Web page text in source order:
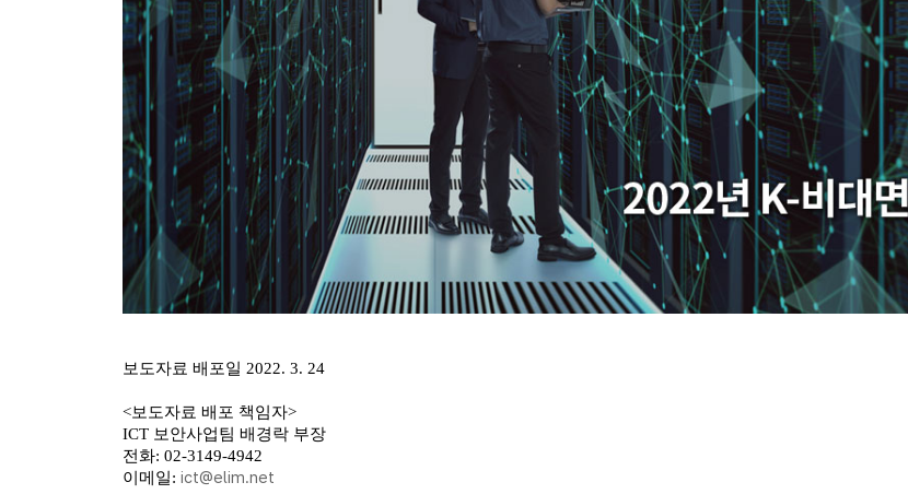
보도자료 배포일 2022. 3. 24
<보도자료 배포 책임자>
ICT 보안사업팀 배경락 부장
전화: 02-3149-4942
이메일: ict@elim.net